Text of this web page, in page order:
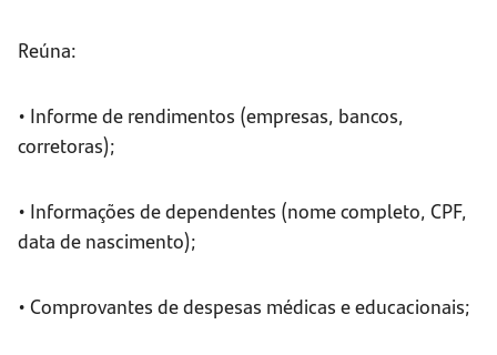
Reúna:
• Informe de rendimentos (empresas, bancos,
corretoras);
• Informações de dependentes (nome completo, CPF,
data de nascimento);
• Comprovantes de despesas médicas e educacionais;